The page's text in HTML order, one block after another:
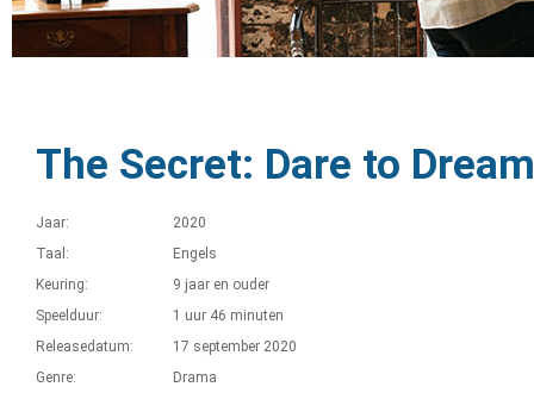
The Secret: Dare to Dream
Jaar:
2020
Taal:
Engels
Keuring:
9 jaar en ouder
Speelduur:
1 uur 46 minuten
Releasedatum:
17 september 2020
Genre:
Drama